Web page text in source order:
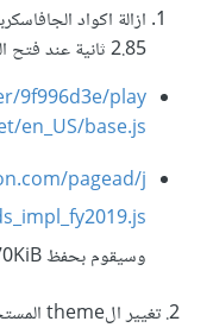
ازالة اكواد
2.85 ثانية عند فتح الموقع بالجوال وهي تتمثل في الاتي :
9f996d3e/play
en_US/base.js
pagead/j
وسيقوم بحفظ 70KiB